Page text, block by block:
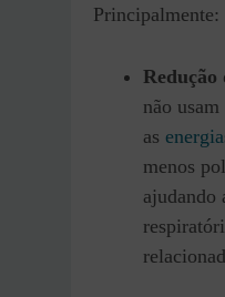
Principalmente:
Redução
não
as
menos
ajudando